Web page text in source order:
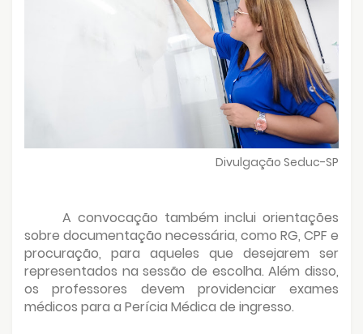
Divulgação Seduc-SP
A convocação também inclui orientações
sobre documentação necessária, como RG, CPF e
procuração, para aqueles que desejarem ser
representados na sessão de escolha. Além disso,
os professores devem providenciar exames
médicos para a Perícia Médica de ingresso.